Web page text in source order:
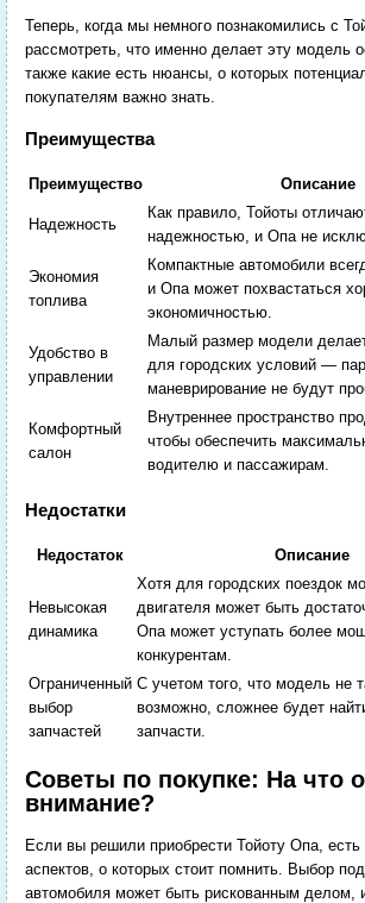
Теперь, когда мы немного познакомились с
рассмотреть, что именно делает эту модель
также какие есть нюансы, о которых
покупателям важно знать.
Преимущества
Преимущество Описание
Надежность
Как правило, Тойоты
надежностью, и Опа не
Экономия
топлива
Компактные автомобили
и Опа может похвастаться
экономичностью.
Удобство в
управлении
Малый размер модели
для городских условий —
маневрирование не будут
Комфортный
салон
Внутреннее пространство
чтобы обеспечить
водителю и пассажирам.
Недостатки
Недостаток Описание
Невысокая
динамика
Хотя для городских поездок
двигателя может быть
Опа может уступать более
конкурентам.
Ограниченный
выбор
запчастей
С учетом того, что модель не
возможно, сложнее будет
запчасти.
Советы по покупке: На что
внимание?
Если вы решили приобрести Тойоту Опа, есть
аспектов, о которых стоит помнить. Выбор
автомобиля может быть рискованным делом,